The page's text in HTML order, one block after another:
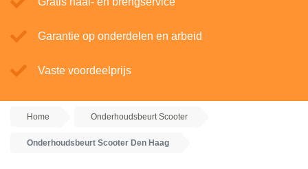
Garantie op onderdelen en arbeid
Vaste voordeelprijs
Home Onderhoudsbeurt Scooter
Onderhoudsbeurt Scooter Den Haag